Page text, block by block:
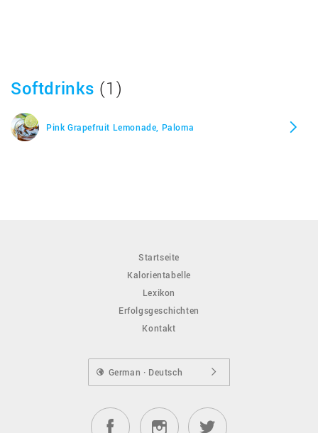
Softdrinks (1)
Pink Grapefruit Lemonade, Paloma
Startseite
Kalorientabelle
Lexikon
Erfolgsgeschichten
Kontakt
German · Deutsch